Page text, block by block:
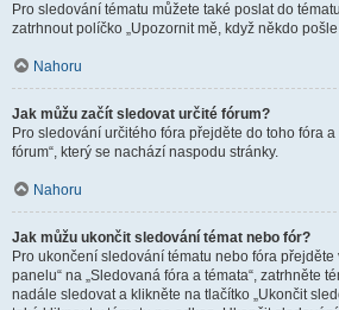
Pro sledování tématu můžete také poslat do
zatrhnout políčko „Upozornit mě, když někdo
Nahoru
Jak můžu začít sledovat určité fórum?
Pro sledování určitého fóra přejděte do toho fóra
fórum“, který se nachází naspodu stránky.
Nahoru
Jak můžu ukončit sledování témat nebo fór?
Pro ukončení sledování tématu nebo fóra přejděte
panelu“ na „Sledovaná fóra a témata“, zatrhněte
nadále sledovat a klikněte na tlačítko „Ukončit